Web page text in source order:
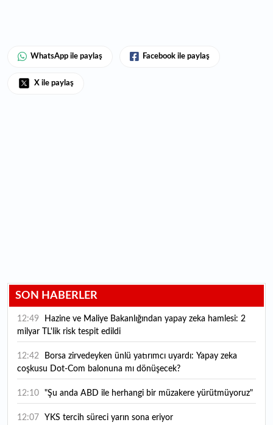
WhatsApp ile paylaş Facebook ile paylaş
X ile paylaş
SON HABERLER
12:49
milyar TL'lik risk tespit edildi
12:42
coşkusu Dot-Com balonuna mı dönüşecek?
12:10 "Şu anda ABD ile herhangi bir müzakere yürütmüyoruz"
12:07 YKS tercih süreci yarın sona eriyor